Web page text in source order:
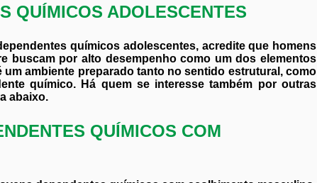
QUÍMICOS ADOLESCENTES
químicos adolescentes, acredite que homens
buscam por alto desempenho como um dos elementos
ambiente preparado tanto no sentido estrutural, como
químico. Há quem se interesse também por outras
abaixo.
QUÍMICOS COM